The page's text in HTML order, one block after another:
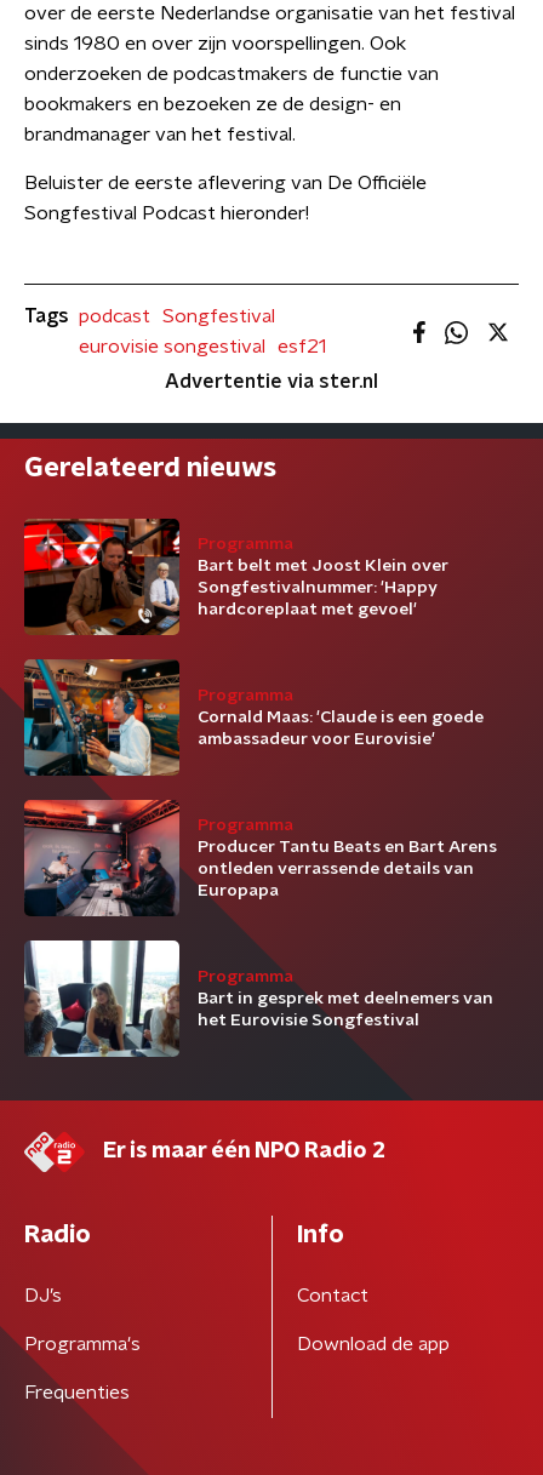
over de eerste Nederlandse organisatie van het festival
sinds 1980 en over zijn voorspellingen. Ook
onderzoeken de podcastmakers de functie van
bookmakers en bezoeken ze de design- en
brandmanager van het festival.
Beluister de eerste aflevering van De Officiële
Songfestival Podcast hieronder!
Tags podcast
Songfestival
eurovisie songestival
esf21
Advertentie via ster.nl
Gerelateerd nieuws
Programma
Bart belt met Joost Klein over
Songfestivalnummer: 'Happy
hardcoreplaat met gevoel'
Programma
Cornald Maas: 'Claude is een goede
ambassadeur voor Eurovisie'
Programma
Producer Tantu Beats en Bart Arens
ontleden verrassende details van
Europapa
Programma
Bart in gesprek met deelnemers van
het Eurovisie Songfestival
Er is maar één NPO Radio 2
Radio
DJ’s
Programma's
Frequenties
Info
Contact
Download de app